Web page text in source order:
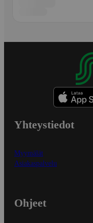
Yhteystiedot
Myymälät
Asiakaspalvelu
Ohjeet